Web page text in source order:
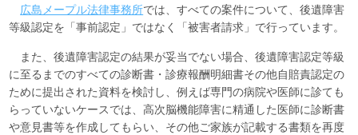
広島メープル法律事務所では、すべての案件について、後遺障害
等級認定を「事前認定」ではなく「被害者請求」で行っています。
また、後遺障害認定の結果が妥当でない場合、後遺障害認定等級
に至るまでのすべての診断書・診療報酬明細書その他自賠責認定の
ために提出された資料を検討し、例えば専門の病院や医師に診ても
らっていないケースでは、高次脳機能障害に精通した医師に診断書
や意見書等を作成してもらい、その他ご家族が記載する書類を再度